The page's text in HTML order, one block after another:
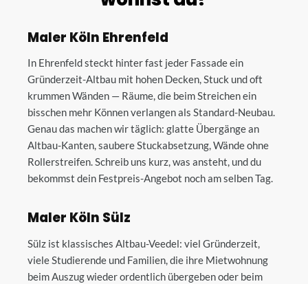
Maler Köln Ehrenfeld
In Ehrenfeld steckt hinter fast jeder Fassade ein
Gründerzeit-Altbau mit hohen Decken, Stuck und oft
krummen Wänden — Räume, die beim Streichen ein
bisschen mehr Können verlangen als Standard-Neubau.
Genau das machen wir täglich: glatte Übergänge an
Altbau-Kanten, saubere Stuckabsetzung, Wände ohne
Rollerstreifen. Schreib uns kurz, was ansteht, und du
bekommst dein Festpreis-Angebot noch am selben Tag.
Maler Köln Sülz
Sülz ist klassisches Altbau-Veedel: viel Gründerzeit,
viele Studierende und Familien, die ihre Mietwohnung
beim Auszug wieder ordentlich übergeben oder beim